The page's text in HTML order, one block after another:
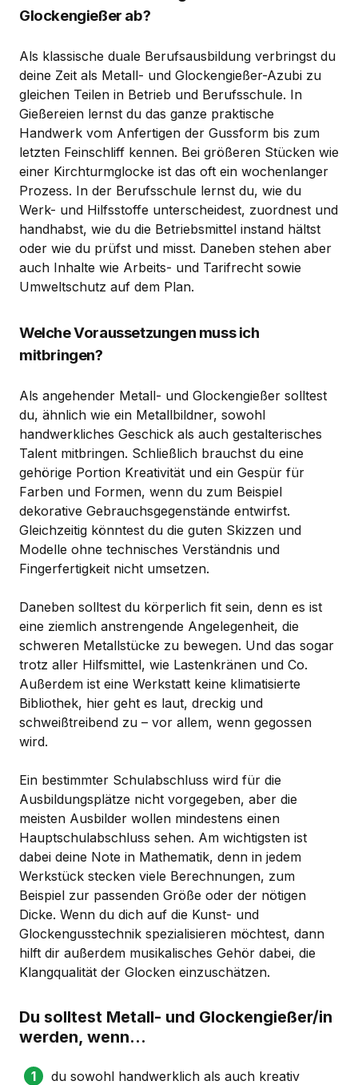
Glockengießer ab?
Als klassische duale Berufsausbildung verbringst du
deine Zeit als Metall- und Glockengießer-Azubi zu
gleichen Teilen in Betrieb und Berufsschule. In
Gießereien lernst du das ganze praktische
Handwerk vom Anfertigen der Gussform bis zum
letzten Feinschliff kennen. Bei größeren Stücken wie
einer Kirchturmglocke ist das oft ein wochenlanger
Prozess. In der Berufsschule lernst du, wie du
Werk- und Hilfsstoffe unterscheidest, zuordnest und
handhabst, wie du die Betriebsmittel instand hältst
oder wie du prüfst und misst. Daneben stehen aber
auch Inhalte wie Arbeits- und Tarifrecht sowie
Umweltschutz auf dem Plan.
Welche Voraussetzungen muss ich
mitbringen?
Als angehender Metall- und Glockengießer solltest
du, ähnlich wie ein Metallbildner, sowohl
handwerkliches Geschick als auch gestalterisches
Talent mitbringen. Schließlich brauchst du eine
gehörige Portion Kreativität und ein Gespür für
Farben und Formen, wenn du zum Beispiel
dekorative Gebrauchsgegenstände entwirfst.
Gleichzeitig könntest du die guten Skizzen und
Modelle ohne technisches Verständnis und
Fingerfertigkeit nicht umsetzen.
Daneben solltest du körperlich fit sein, denn es ist
eine ziemlich anstrengende Angelegenheit, die
schweren Metallstücke zu bewegen. Und das sogar
trotz aller Hilfsmittel, wie Lastenkränen und Co.
Außerdem ist eine Werkstatt keine klimatisierte
Bibliothek, hier geht es laut, dreckig und
schweißtreibend zu – vor allem, wenn gegossen
wird.
Ein bestimmter Schulabschluss wird für die
Ausbildungsplätze nicht vorgegeben, aber die
meisten Ausbilder wollen mindestens einen
Hauptschulabschluss sehen. Am wichtigsten ist
dabei deine Note in Mathematik, denn in jedem
Werkstück stecken viele Berechnungen, zum
Beispiel zur passenden Größe oder der nötigen
Dicke. Wenn du dich auf die Kunst- und
Glockengusstechnik spezialisieren möchtest, dann
hilft dir außerdem musikalisches Gehör dabei, die
Klangqualität der Glocken einzuschätzen.
Du solltest Metall- und Glockengießer/in
werden, wenn...
du sowohl handwerklich als auch kreativ